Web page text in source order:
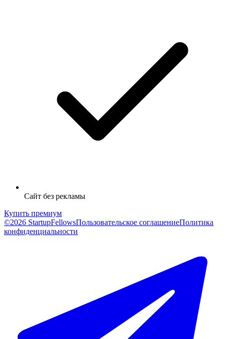
Сайт без рекламы
Купить премиум
©2026 StartupFellowsПользовательское соглашениеПолитика
конфиденциальности